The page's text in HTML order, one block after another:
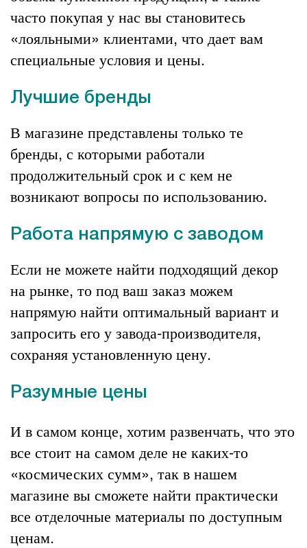
часто покупая у нас вы становитесь
«лояльными» клиентами, что дает вам
специальные условия и цены.
Лучшие бренды
В магазине представлены только те
бренды, с которыми работали
продолжительный срок и с кем не
возникают вопросы по использованию.
Работа напрямую с заводом
Если не можете найти подходящий декор
на рынке, то под ваш заказ можем
напрямую найти оптимальный вариант и
запросить его у завода-производителя,
сохраняя установленную цену.
Разумные цены
И в самом конце, хотим развенчать, что это
все стоит на самом деле не каких-то
«космических сумм», так в нашем
магазине вы сможете найти практически
все отделочные материалы по доступным
ценам.